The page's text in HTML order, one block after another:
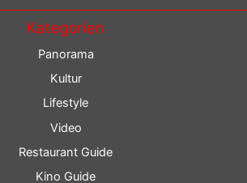
Kategorien
Panorama
Kultur
Lifestyle
Video
Restaurant Guide
Kino Guide